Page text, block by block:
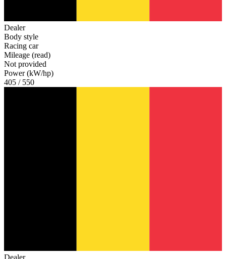
Dealer
Body style
Racing car
Mileage (read)
Not provided
Power (kW/hp)
405 / 550
Dealer